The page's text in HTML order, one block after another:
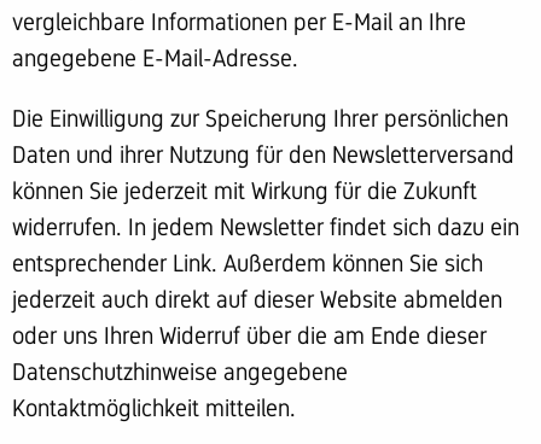
vergleichbare Informationen per E-Mail an Ihre
angegebene E-Mail-Adresse.
Die Einwilligung zur Speicherung Ihrer persönlichen
Daten und ihrer Nutzung für den Newsletterversand
können Sie jederzeit mit Wirkung für die Zukunft
widerrufen. In jedem Newsletter findet sich dazu ein
entsprechender Link. Außerdem können Sie sich
jederzeit auch direkt auf dieser Website abmelden
oder uns Ihren Widerruf über die am Ende dieser
Datenschutzhinweise angegebene
Kontaktmöglichkeit mitteilen.